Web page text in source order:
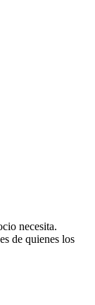
necesita.
de quienes los